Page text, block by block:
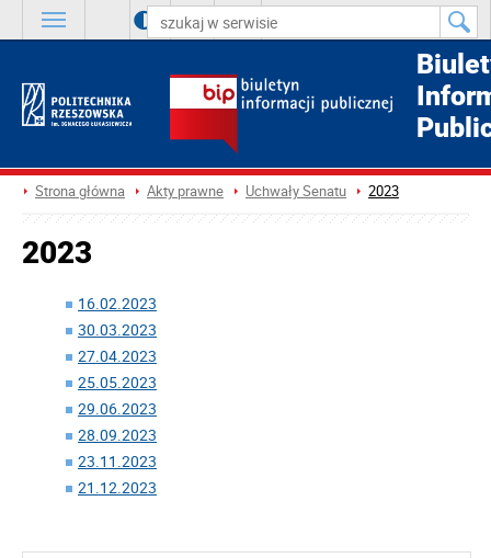
A A A
Strona główna Akty prawne Uchwały Senatu 2023
2023
16.02.2023
30.03.2023
27.04.2023
25.05.2023
29.06.2023
28.09.2023
23.11.2023
21.12.2023